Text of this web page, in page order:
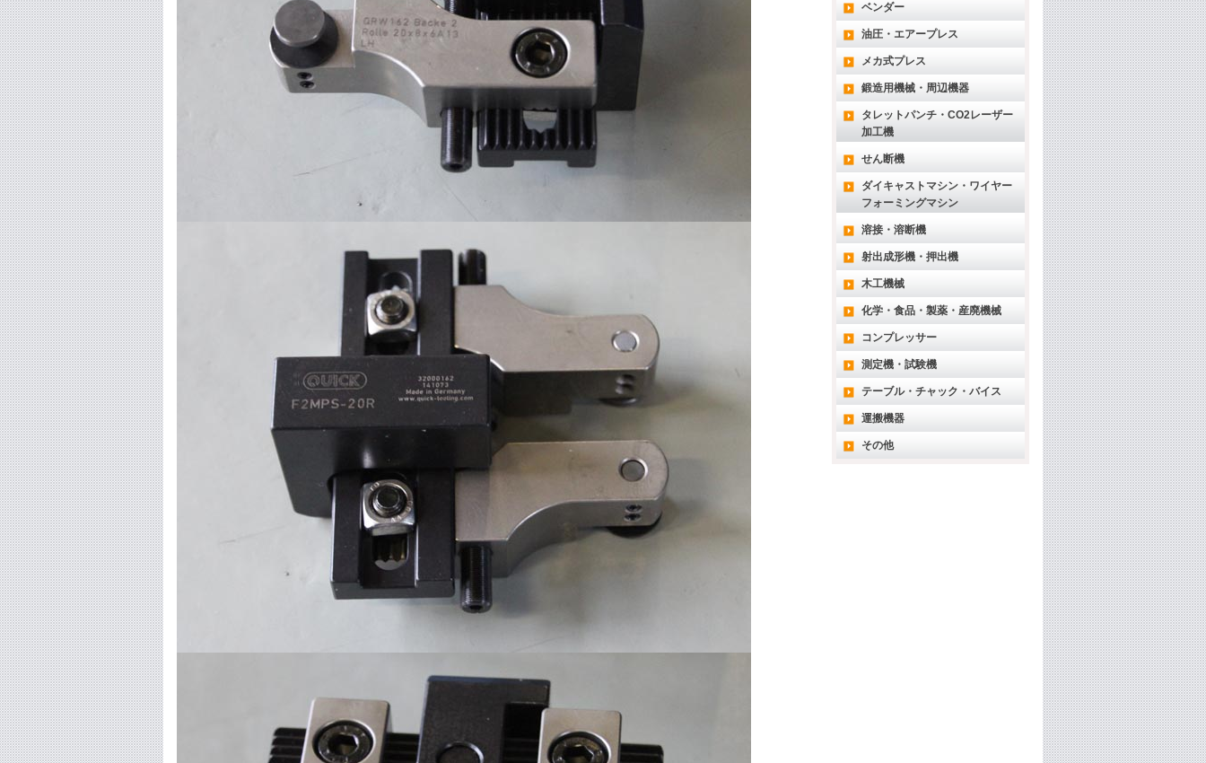
ベンダー
油圧・エアープレス
メカ式プレス
鍛造用機械・周辺機器
タレットパンチ・CO2レーザー
加工機
せん断機
ダイキャストマシン・ワイヤー
フォーミングマシン
溶接・溶断機
射出成形機・押出機
木工機械
化学・食品・製薬・産廃機械
コンプレッサー
測定機・試験機
テーブル・チャック・バイス
運搬機器
その他